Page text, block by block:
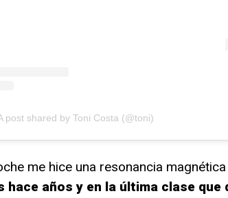
post shared by Toni Costa (@toni)
me hice una resonancia
años y en la última clase que